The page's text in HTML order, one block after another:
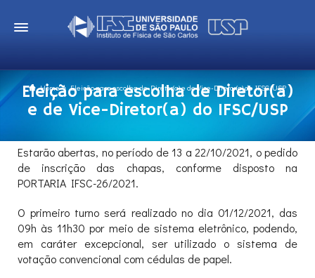
Home Eleição para escolha de Diretor(a) e de Vice-Diretor(a) do IFSC/USP
Eleição para escolha de Diretor(a)
e de Vice-Diretor(a) do IFSC/USP
Estarão abertas, no período de 13 a 22/10/2021, o pedido
de inscrição das chapas, conforme disposto na
PORTARIA IFSC-26/2021.
O primeiro turno será realizado no dia 01/12/2021, das
09h às 11h30 por meio de sistema eletrônico, podendo,
em caráter excepcional, ser utilizado o sistema de
votação convencional com cédulas de papel.